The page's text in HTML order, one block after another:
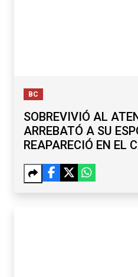
BC
SOBREVIVIÓ AL
ARREBATÓ A SU
REAPARECIÓ EN EL